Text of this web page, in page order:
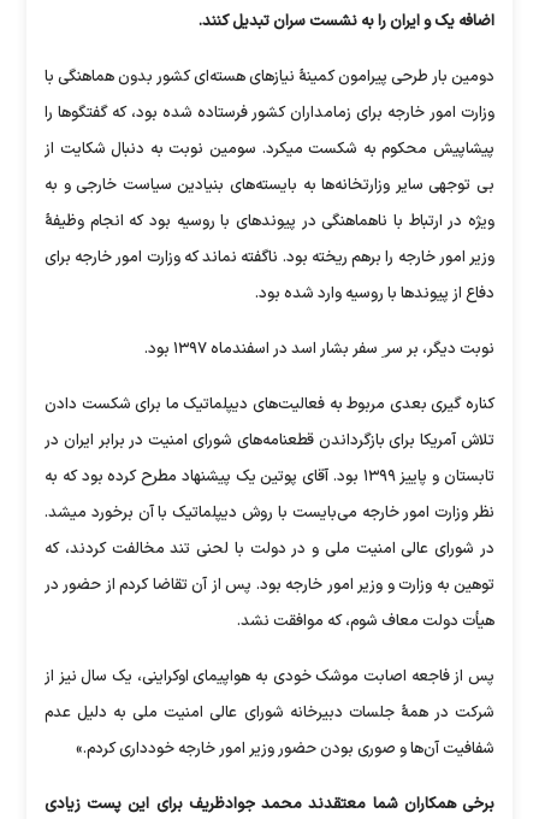
اضافه یک و ایران را به نشست سران تبدیل کنند.
دومین بار طرحی پیرامون کمینۀ نیاز‌های هسته‌ای کشور بدون هماهنگی با
وزارت امور خارجه برای زمامداران کشور فرستاده شده بود، که گفتگو‌ها را
پیشاپیش محکوم به شکست میکرد. سومین نوبت به دنبال شکایت از
بی توجهی سایر وزارتخانه‌ها به بایسته‌های بنیادین سیاست خارجی و به
ویژه در ارتباط با ناهماهنگی در پیوند‌های با روسیه بود که انجام وظیفۀ
وزیر امور خارجه را برهم ریخته بود. ناگفته نماند که وزارت امور خارجه برای
دفاع از پیوند‌ها با روسیه وارد شده بود.
نوبت دیگر، بر سر ِ سفر بشار اسد در اسفندماه ۱۳۹۷ بود.
کناره گیری بعدی مربوط به فعالیت‌های دیپلماتیک ما برای شکست دادن
تلاش آمریکا برای بازگرداندن قطعنامه‌های شورای امنیت در برابر ایران در
تابستان و پاییز ۱۳۹۹ بود. آقای پوتین یک پیشنهاد مطرح کرده بود که به
نظر وزارت امور خارجه می‌بایست با روش دیپلماتیک با آن برخورد میشد.
در شورای عالی امنیت ملی و در دولت با لحنی تند مخالفت کردند، که
توهین به وزارت و وزیر امور خارجه بود. پس از آن تقاضا کردم از حضور در
هیأت دولت معاف شوم، که موافقت نشد.
پس از فاجعه اصابت موشک خودی به هواپیمای اوکراینی، یک سال نیز از
شرکت در همۀ جلسات دبیرخانه شورای عالی امنیت ملی به دلیل عدم
شفافیت آن‌ها و صوری بودن حضور وزیر امور خارجه خودداری کردم.»
برخی همکاران شما معتقدند محمد جوادظریف برای این پست زیادی